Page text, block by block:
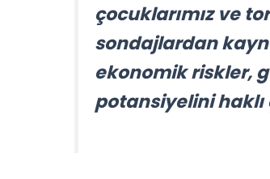
çocuklarımız ve
sondajlardan
ekonomik riskler,
potansiyelini haklı